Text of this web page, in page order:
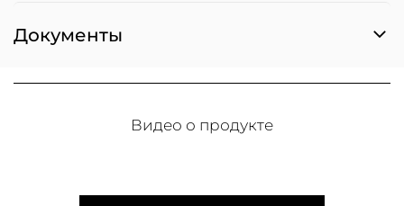
Документы
Видео о продукте